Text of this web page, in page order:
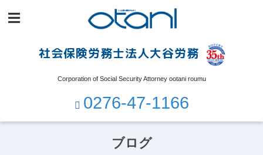
社会保険労務士法人大谷労務
Corporation of Social Security Attorney ootani roumu
0276-47-1166
ブログ